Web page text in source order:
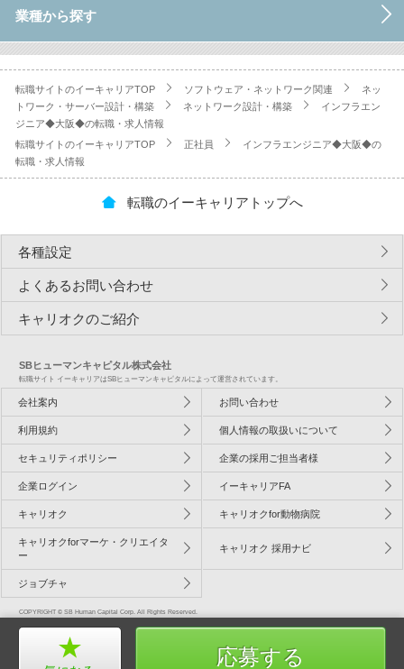
応募する
業種から探す
転職サイトのイーキャリアTOP ソフトウェア・ネットワーク関連
ネッ
トワーク・サーバー設計・構築
ネットワーク設計・構築
インフラエン
ジニア◆大阪◆の転職・求人情報
転職サイトのイーキャリアTOP
正社員
インフラエンジニア◆大阪◆の
転職・求人情報
転職のイーキャリアトップへ
各種設定
よくあるお問い合わせ
キャリオクのご紹介
SBヒューマンキャピタル株式会社
転職サイト イーキャリアはSBヒューマンキャピタルによって運営されています。
会社案内 お問い合わせ
利用規約 個人情報の取扱いについて
セキュリティポリシー 企業の採用ご担当者様
企業ログイン イーキャリアFA
キャリオク キャリオクfor動物病院
キャリオクforマーケ・クリエイタ
ー
キャリオク 採用ナビ
ジョブチャ
COPYRIGHT © SB Human Capital Corp. All Rights Reserved.